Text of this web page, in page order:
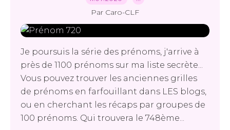
Par Caro-CLF
Je poursuis la série des prénoms, j'arrive à
près de 1100 prénoms sur ma liste secrète...
Vous pouvez trouver les anciennes grilles
de prénoms en farfouillant dans LES blogs,
ou en cherchant les récaps par groupes de
100 prénoms. Qui trouvera le 748ème...